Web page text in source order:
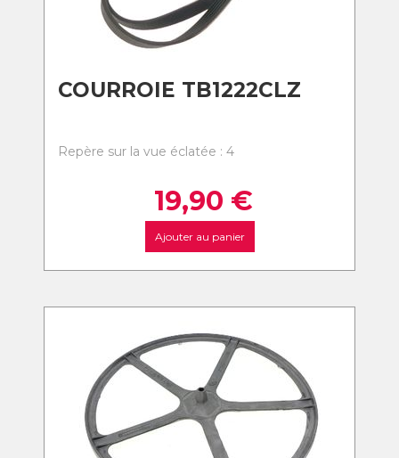
COURROIE TB1222CLZ
Repère sur la vue éclatée : 4
19,90 €
Ajouter au panier